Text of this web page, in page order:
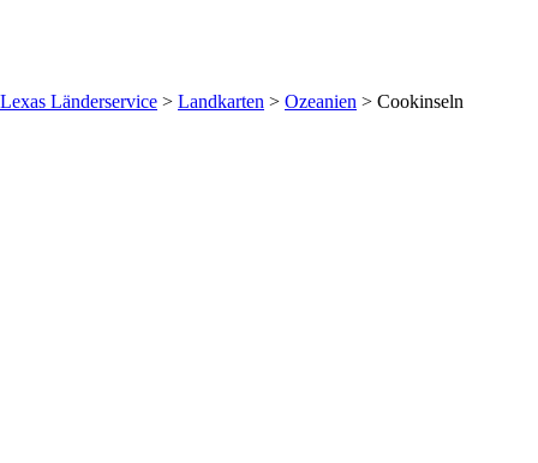
Lexas Länderservice > Landkarten > Ozeanien > Cookinseln